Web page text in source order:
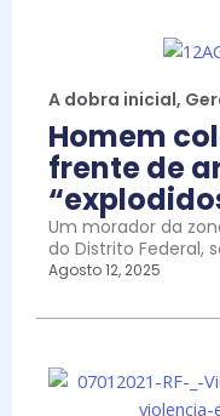
A dobra inicial,
Homem
frente de
Um morador da
do Distrito Federal,
Agosto 12, 2025